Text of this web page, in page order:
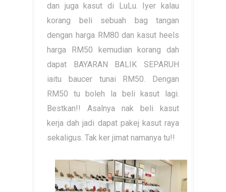
dan juga kasut di LuLu. Iyer kalau
korang beli sebuah bag tangan
dengan harga RM80 dan kasut heels
harga RM50 kemudian korang dah
dapat BAYARAN BALIK SEPARUH
iaitu baucer tunai RM50. Dengan
RM50 tu boleh la beli kasut lagi.
Bestkan!! Asalnya nak beli kasut
kerja dah jadi dapat pakej kasut raya
sekaligus. Tak ker jimat namanya tu!!